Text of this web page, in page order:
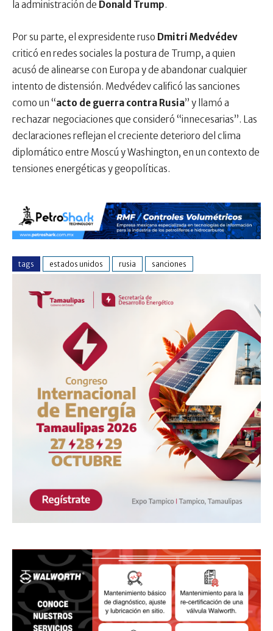
la administración de Donald Trump.
Por su parte, el expresidente ruso Dmitri Medvédev
criticó en redes sociales la postura de Trump, a quien
acusó de alinearse con Europa y de abandonar cualquier
intento de distensión. Medvédev calificó las sanciones
como un “acto de guerra contra Rusia” y llamó a
rechazar negociaciones que consideró “innecesarias”. Las
declaraciones reflejan el creciente deterioro del clima
diplomático entre Moscú y Washington, en un contexto de
tensiones energéticas y geopolíticas.
tags estados unidos rusia sanciones